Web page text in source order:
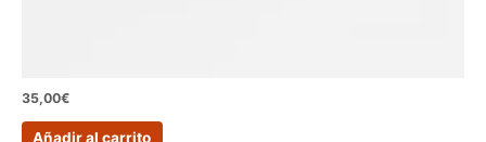
35,00€
Añadir al carrito